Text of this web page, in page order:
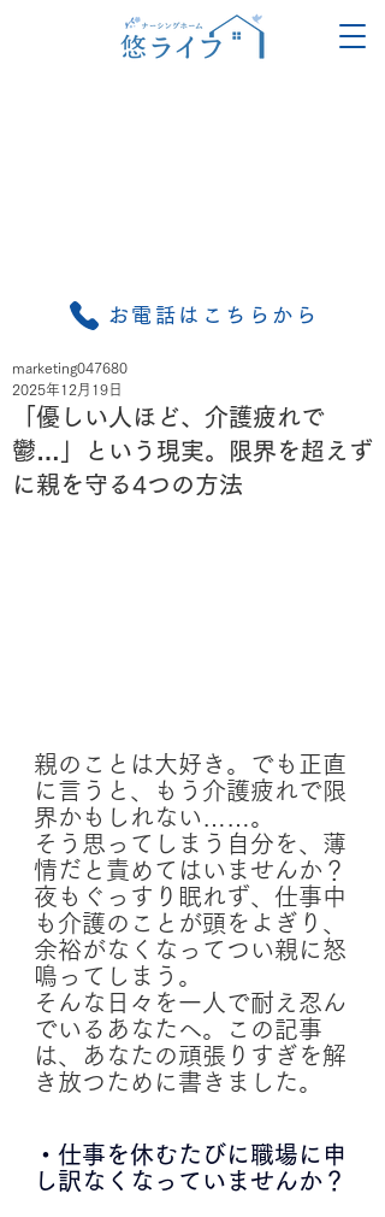
お電話はこちらから
「優しい人ほど、介護疲れで
鬱…」という現実。限界を超えず
に親を守る4つの方法
marketing047680
2025年12月19日
親のことは大好き。でも正直
に言うと、もう介護疲れで限
界かもしれない……。
そう思ってしまう自分を、薄
情だと責めてはいませんか？
夜もぐっすり眠れず、仕事中
も介護のことが頭をよぎり、
余裕がなくなってつい親に怒
鳴ってしまう。
そんな日々を一人で耐え忍ん
でいるあなたへ。この記事
は、あなたの頑張りすぎを解
き放つために書きました。
・仕事を休むたびに職場に申
し訳なくなっていませんか？